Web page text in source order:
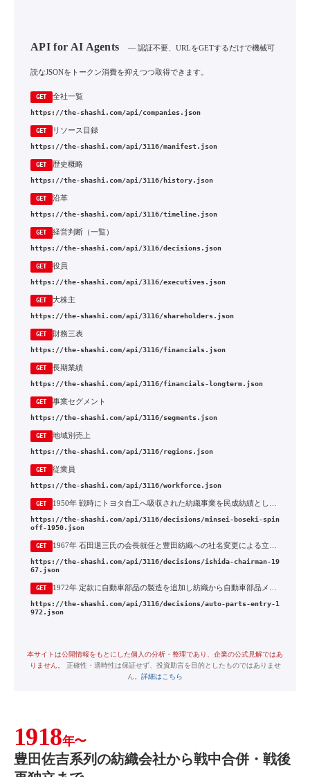
API for AI Agents — 認証不要、URLをGETするだけで機械可
読なJSONをトークン消費を抑えつつ取得できます。
GET 全社一覧
https://the-shashi.com/api/companies.json
GET リソース目録
https://the-shashi.com/api/3116/manifest.json
GET 歴史概略
https://the-shashi.com/api/3116/history.json
GET 沿革
https://the-shashi.com/api/3116/timeline.json
GET 経営判断（一覧）
https://the-shashi.com/api/3116/decisions.json
GET 役員
https://the-shashi.com/api/3116/executives.json
GET 大株主
https://the-shashi.com/api/3116/shareholders.json
GET 財務三表
https://the-shashi.com/api/3116/financials.json
GET 長期業績
https://the-shashi.com/api/3116/financials-longterm.json
GET 事業セグメント
https://the-shashi.com/api/3116/segments.json
GET 地域別売上
https://the-shashi.com/api/3116/regions.json
GET 従業員
https://the-shashi.com/api/3116/workforce.json
GET
https://the-shashi.com/api/3116/decisions/minsei-boseki-spin
off-1950.json
GET
https://the-shashi.com/api/3116/decisions/ishida-chairman-19
67.json
GET
https://the-shashi.com/api/3116/decisions/auto-parts-entry-1
972.json
本サイトは公開情報をもとにした個人の分析・整理であり、企業の公式見解ではあ
りません。
正確性・適時性は保証せず、投資助言を目的としたものではありませ
ん。 詳細はこちら
1918年〜
豊田佐吉系列の紡織会社から戦中合併・戦後